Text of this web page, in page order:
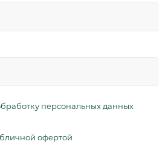
персональных данных
офертой